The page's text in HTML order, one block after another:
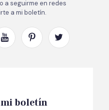
a seguirme en redes
a mi boletín.
mi boletín